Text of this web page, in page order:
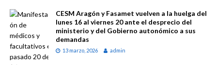
CESM Aragón y Fasamet vuelven a la huelga del
lunes 16 al viernes 20 ante el desprecio del
ministerio y del Gobierno autonómico a sus
demandas
13 marzo, 2026 admin